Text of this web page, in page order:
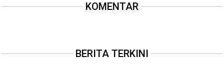
KOMENTAR
BERITA TERKINI